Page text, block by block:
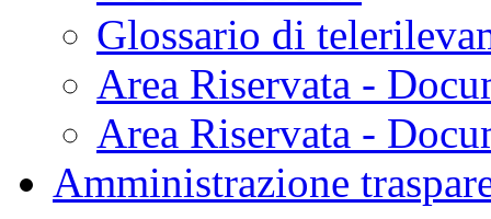
Glossario di
Area Riservata -
Area Riservata -
Amministrazione